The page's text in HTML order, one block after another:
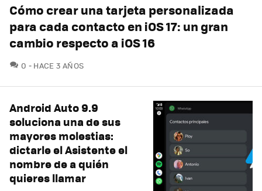
Cómo crear una tarjeta personalizada
para cada contacto en iOS 17: un gran
cambio respecto a iOS 16
0 COMENTARIOS
HACE 3 AÑOS
Android Auto 9.9
soluciona una de sus
mayores molestias:
dictarle el Asistente el
nombre de a quién
quieres llamar